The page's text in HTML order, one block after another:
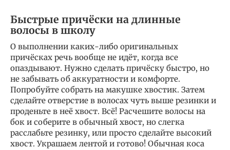
Быстрые причёски на длинные
волосы в школу
О выполнении каких-либо оригинальных
причёсках речь вообще не идёт, когда все
опаздывают. Нужно сделать причёску быстро, но
не забывать об аккуратности и комфорте.
Попробуйте собрать на макушке хвостик. Затем
сделайте отверстие в волосах чуть выше резинки и
проденьте в неё хвост. Всё! Расчешите волосы на
бок и соберите в обычный хвост, но слегка
расслабьте резинку, или просто сделайте высокий
хвост. Украшаем лентой и готово! Обычная коса